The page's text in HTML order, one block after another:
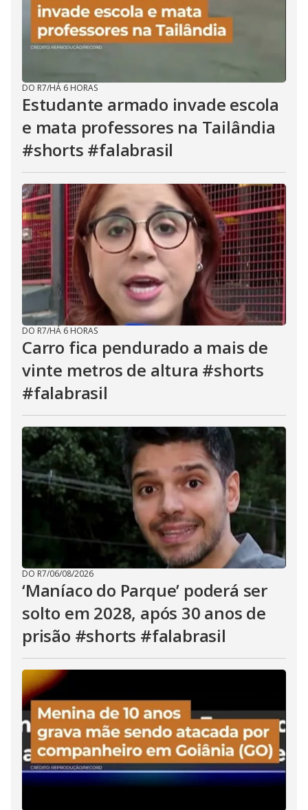
DO R7/HÁ 6 HORAS
Estudante armado invade escola
e mata professores na Tailândia
#shorts #falabrasil
DO R7/HÁ 6 HORAS
Carro fica pendurado a mais de
vinte metros de altura #shorts
#falabrasil
DO R7/06/08/2026
‘Maníaco do Parque’ poderá ser
solto em 2028, após 30 anos de
prisão #shorts #falabrasil